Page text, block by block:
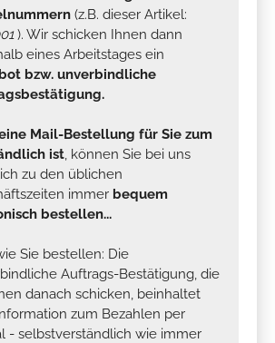
(z.B. dieser Artikel:
). Wir schicken Ihnen dann
eines Arbeitstages ein
bzw. unverbindliche
Mail-Bestellung für Sie zum
ist , können Sie bei uns
zu den üblichen
immer bequem
bestellen...
Sie bestellen: Die
Auftrags-Bestätigung, die
danach schicken, beinhaltet
zum Bezahlen per
- selbstverständlich wie immer